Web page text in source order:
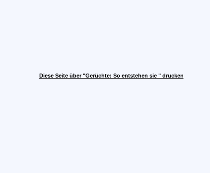
Diese Seite über "Gerüchte: So entstehen sie " drucken